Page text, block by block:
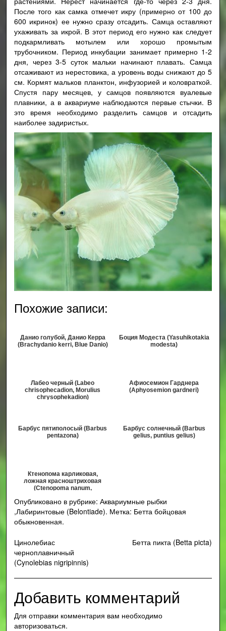
После того как самка отмечет икру (примерно от 100 до
600 икринок) ее нужно сразу отсадить. Самца оставляют
ухаживать за икрой. В этот период его нужно как следует
подкармливать мотылем или хорошо промытым
трубочником. Период инкубации занимает примерно 1-2
дня, через 3-5 суток мальки начинают плавать. Самца
отсаживают из нерестовика, а уровень воды снижают до 5
см. Кормят мальков планктон, инфузорией и коловраткой.
Спустя пару месяцев, у самцов появляются вуалевые
плавники, а в аквариуме наблюдаются первые стычки. В
это время необходимо разделить самцов и отсадить
наиболее задиристых.
Похожие записи:
Данио голубой, Данио Керра
(Brachydanio kerri, Blue Danio)
Боция Модеста (Yasuhikotakia
modesta)
Лабео черный (Labeo
chrisophecadion, Morulius
chrysophekadion)
Афиосемион Гарднера
(Aphyosemion gardneri)
Барбус пятиполосый (Barbus
pentazona)
Барбус солнечный (Barbus
gelius, puntius gelius)
Ктенопома карликовая,
ложная красноштриховая
(Ctenopoma nanum,
Опубликовано в рубрике: Аквариумные рыбки
,Лабиринтовые (Belontiade). Метка: Бетта бойцовая
обыкновенная.
Навигация
по
записям
Цинолебиас
черноплавничный
(Cynolebias nigripinnis)
Бетта пикта (Betta picta)
Добавить комментарий
Для отправки комментария вам необходимо
авторизоваться.